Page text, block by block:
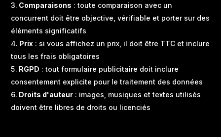
Comparaisons : toute comparaison avec un
concurrent doit être objective, vérifiable et porter sur des
éléments significatifs
Prix : si vous affichez un prix, il doit être TTC et inclure
tous les frais obligatoires
RGPD : tout formulaire publicitaire doit inclure
consentement explicite pour le traitement des données
Droits d'auteur : images, musiques et textes utilisés
doivent être libres de droits ou licenciés